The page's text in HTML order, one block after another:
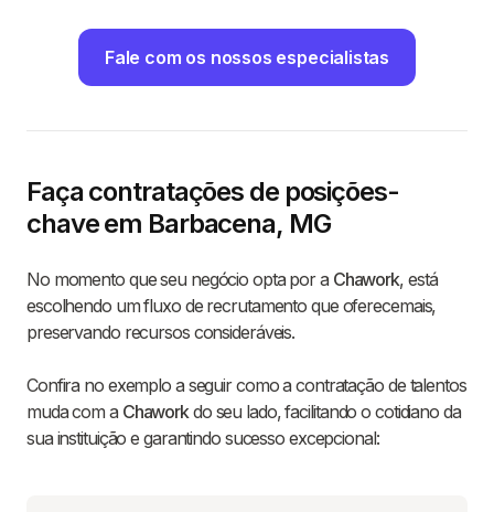
Fale com os nossos especialistas
Faça contratações de posições-
chave em Barbacena, MG
No momento que seu negócio opta por a Chawork, está
escolhendo um fluxo de recrutamento que oferecemais,
preservando recursos consideráveis.
Confira no exemplo a seguir como a contratação de talentos
muda com a Chaworkdo seu lado, facilitando o cotidiano da
sua instituição e garantindo sucesso excepcional: